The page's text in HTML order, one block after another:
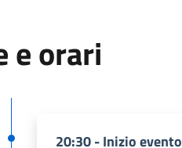
e orari
20:30 - Inizio evento